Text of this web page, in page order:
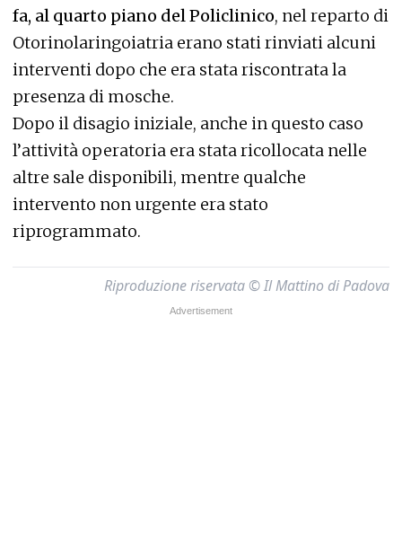
fa, al quarto piano del Policlinico, nel reparto di
Otorinolaringoiatria erano stati rinviati alcuni
interventi dopo che era stata riscontrata la
presenza di mosche.
Dopo il disagio iniziale, anche in questo caso
l’attività operatoria era stata ricollocata nelle
altre sale disponibili, mentre qualche
intervento non urgente era stato
riprogrammato.
Riproduzione riservata © Il Mattino di Padova